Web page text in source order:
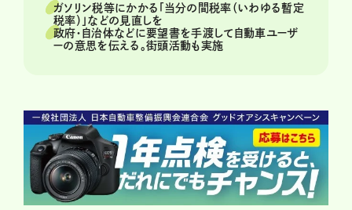
ガソリン税等にかかる「当分の間税率（いわゆる暫定
税率）」などの見直しを
政府・自治体などに要望書を手渡して自動車ユーザ
ーの意思を伝える。街頭活動も実施